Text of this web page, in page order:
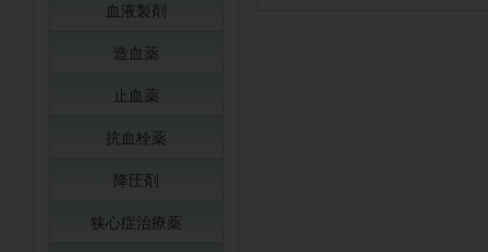
血液製剤
造血薬
止血薬
抗血栓薬
降圧剤
狭心症治療薬